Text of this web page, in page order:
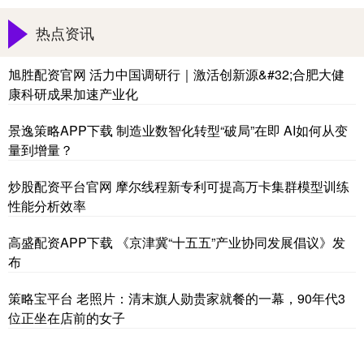
热点资讯
旭胜配资官网 活力中国调研行｜激活创新源&#32;合肥大健
康科研成果加速产业化
景逸策略APP下载 制造业数智化转型“破局”在即 AI如何从变
量到增量？
炒股配资平台官网 摩尔线程新专利可提高万卡集群模型训练
性能分析效率
高盛配资APP下载 《京津冀“十五五”产业协同发展倡议》发
布
策略宝平台 老照片：清末旗人勋贵家就餐的一幕，90年代3
位正坐在店前的女子